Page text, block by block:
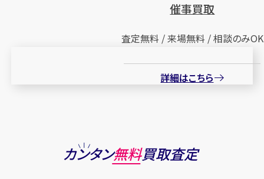
催事買取
査定無料 / 来場無料 / 相談のみOK
詳細はこちら
カンタン無料買取査定